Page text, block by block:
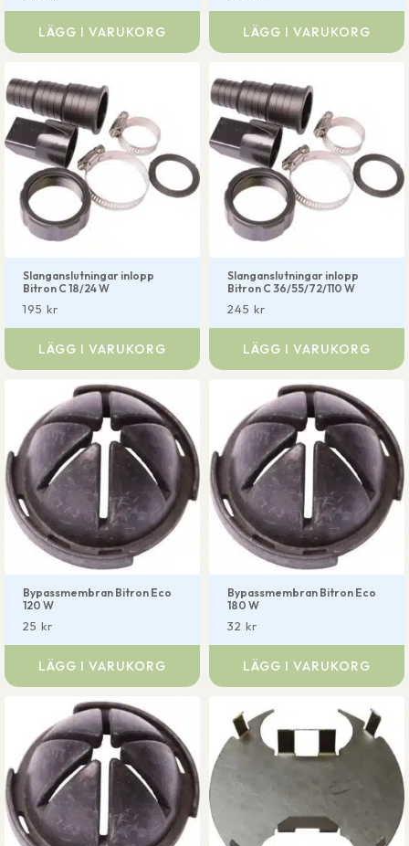
LÄGG I VARUKORG LÄGG I VARUKORG
Slanganslutningar inlopp
Bitron C 18/24 W
195 kr
LÄGG I VARUKORG
Slanganslutningar inlopp
Bitron C 36/55/72/110 W
245 kr
LÄGG I VARUKORG
Bypassmembran Bitron Eco
120 W
25 kr
LÄGG I VARUKORG
Bypassmembran Bitron Eco
180 W
32 kr
LÄGG I VARUKORG